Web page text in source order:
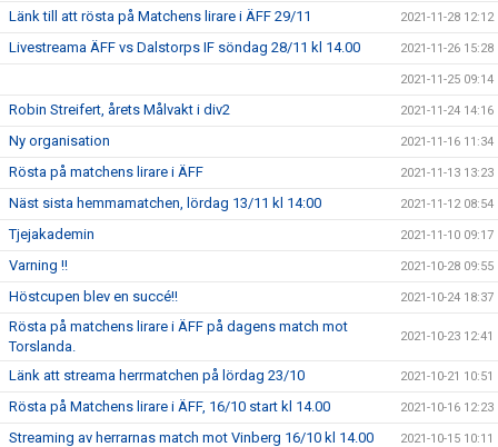
Länk till att rösta på Matchens lirare i ÄFF 29/11 2021-11-28 12:12
Livestreama ÄFF vs Dalstorps IF söndag 28/11 kl 14.00 2021-11-26 15:28
2021-11-25 09:14
Robin Streifert, årets Målvakt i div2 2021-11-24 14:16
Ny organisation 2021-11-16 11:34
Rösta på matchens lirare i ÄFF 2021-11-13 13:23
Näst sista hemmamatchen, lördag 13/11 kl 14:00 2021-11-12 08:54
Tjejakademin 2021-11-10 09:17
Varning !! 2021-10-28 09:55
Höstcupen blev en succé!! 2021-10-24 18:37
Rösta på matchens lirare i ÄFF på dagens match mot
Torslanda.
2021-10-23 12:41
Länk att streama herrmatchen på lördag 23/10 2021-10-21 10:51
Rösta på Matchens lirare i ÄFF, 16/10 start kl 14.00 2021-10-16 12:23
Streaming av herrarnas match mot Vinberg 16/10 kl 14.00 2021-10-15 10:11